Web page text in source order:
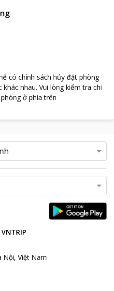
có chính sách hủy đặt phòng
khác nhau. Vui lòng kiểm tra chi
ở phía trên
Nội, Việt Nam